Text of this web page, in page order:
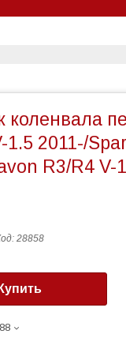
коленвала
1.5 2011-/
R3/R4 V-
28858
Купить